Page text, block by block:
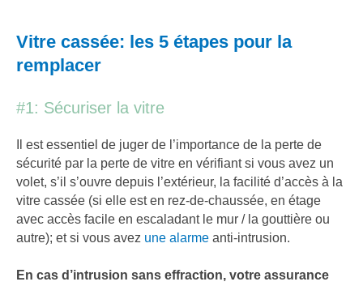
Vitre cassée: les 5 étapes pour la
remplacer
#1: Sécuriser la vitre
Il est essentiel de juger de l’importance de la perte de
sécurité par la perte de vitre en vérifiant si vous avez un
volet, s’il s’ouvre depuis l’extérieur, la facilité d’accès à la
vitre cassée (si elle est en rez-de-chaussée, en étage
avec accès facile en escaladant le mur / la gouttière ou
autre); et si vous avez une alarme anti-intrusion.
En cas d’intrusion sans effraction, votre assurance